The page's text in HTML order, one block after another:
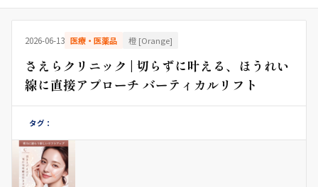
2026-06-13 医療・医薬品 橙 [Orange]
さえらクリニック | 切らずに叶える、ほうれい
線に直接アプローチ バーティカルリフト
タグ：